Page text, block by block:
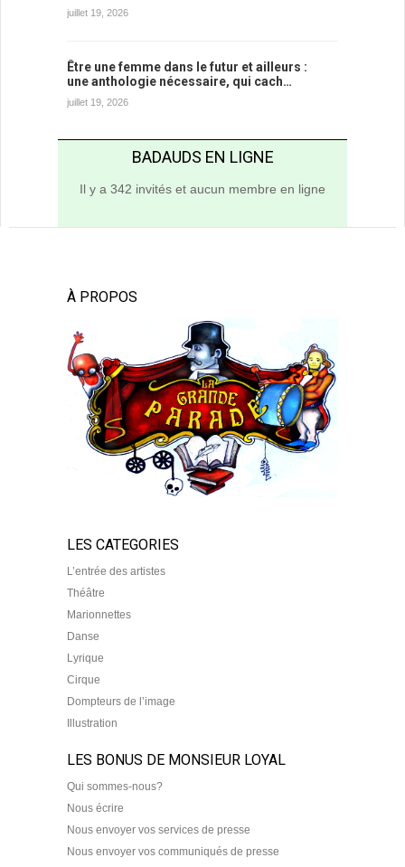
juillet 19, 2026
Être une femme dans le futur et ailleurs :
une anthologie nécessaire, qui cach…
juillet 19, 2026
BADAUDS EN LIGNE
Il y a 342 invités et aucun membre en ligne
À PROPOS
LES CATEGORIES
L’entrée des artistes
Théâtre
Marionnettes
Danse
Lyrique
Cirque
Dompteurs de l’image
Illustration
LES BONUS DE MONSIEUR LOYAL
Qui sommes-nous?
Nous écrire
Nous envoyer vos services de presse
Nous envoyer vos communiqués de presse